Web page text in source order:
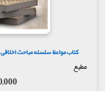
کتاب مواعظ سلسله مباحث اخلاقی
مطیع